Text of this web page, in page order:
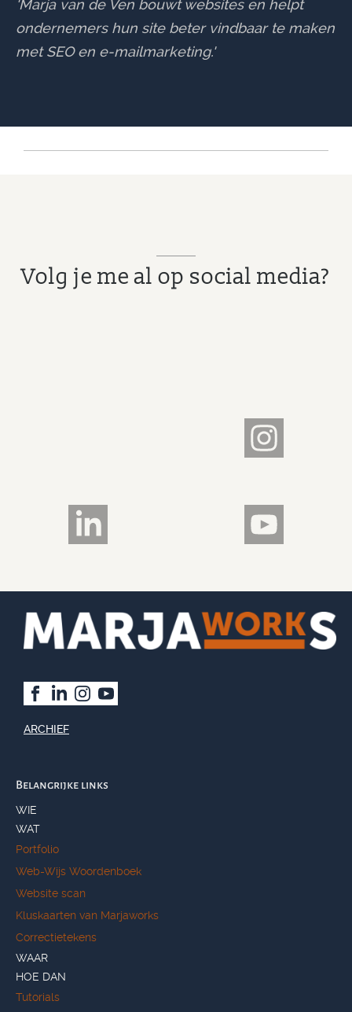
'Marja van de Ven bouwt websites en helpt
ondernemers hun site beter vindbaar te maken
met SEO en e-mailmarketing.'
Volg je me al op social media?
ARCHIEF
Belangrijke links
WIE
WAT
Portfolio
Web-Wijs Woordenboek
Website scan
Kluskaarten van Marjaworks
Correctietekens
WAAR
HOE DAN
Tutorials